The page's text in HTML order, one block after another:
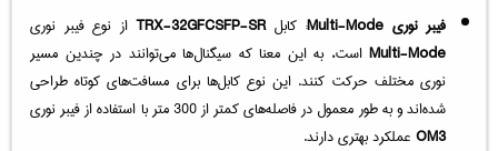
فیبر نوری Multi-Mode
: کابلTRX-32GFCSFP-SR از نوع فیبر نوری
Multi-Mode است، به این معنا که سیگنال‌ها می‌توانند در چندین مسیر
نوری مختلف حرکت کنند. این نوع کابل‌ها برای مسافت‌های کوتاه طراحی
شده‌اند و به طور معمول در فاصله‌های کمتر از 300 متر با استفاده از فیبر نوری
OM3 عملکرد بهتری دارند.